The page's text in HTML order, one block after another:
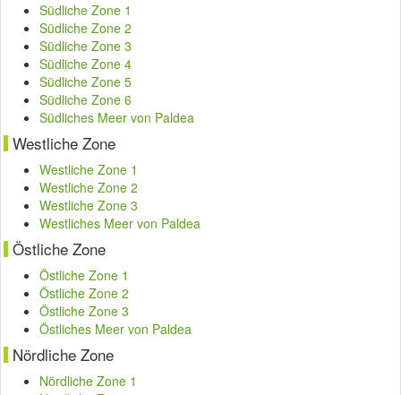
Südliche Zone 1
Südliche Zone 2
Südliche Zone 3
Südliche Zone 4
Südliche Zone 5
Südliche Zone 6
Südliches Meer von Paldea
Westliche Zone
Westliche Zone 1
Westliche Zone 2
Westliche Zone 3
Westliches Meer von Paldea
Östliche Zone
Östliche Zone 1
Östliche Zone 2
Östliche Zone 3
Östliches Meer von Paldea
Nördliche Zone
Nördliche Zone 1